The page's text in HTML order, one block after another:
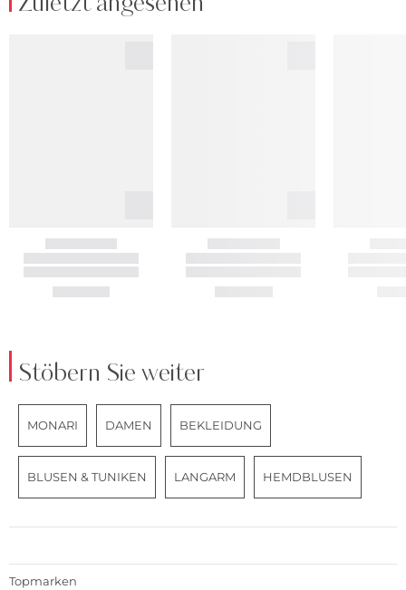
Stöbern Sie weiter
MONARI DAMEN BEKLEIDUNG
BLUSEN & TUNIKEN LANGARM HEMDBLUSEN
Topmarken